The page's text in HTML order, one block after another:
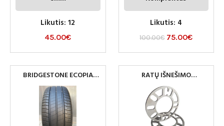
Likutis: 12
45.00€
Likutis: 4
100.00€ 75.00€
BRIDGESTONE ECOPIA
EP150 205/55R16
RATŲ IŠNEŠIMO
KOREKTORIUS
UNIVERSALIOS 5MM